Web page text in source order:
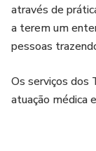
através de
a terem um
pessoas
Os serviços dos
atuação médica